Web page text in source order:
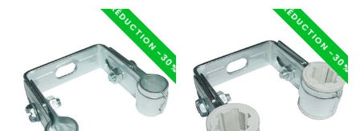
RÉDUCTION -30% RÉDUCTION -30%